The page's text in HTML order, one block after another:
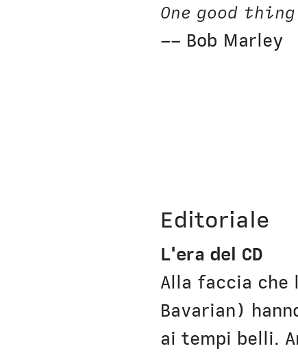
One good
–– Bob Marley
Editoriale
L'era del CD
Alla faccia che
Bavarian)
ai tempi belli.